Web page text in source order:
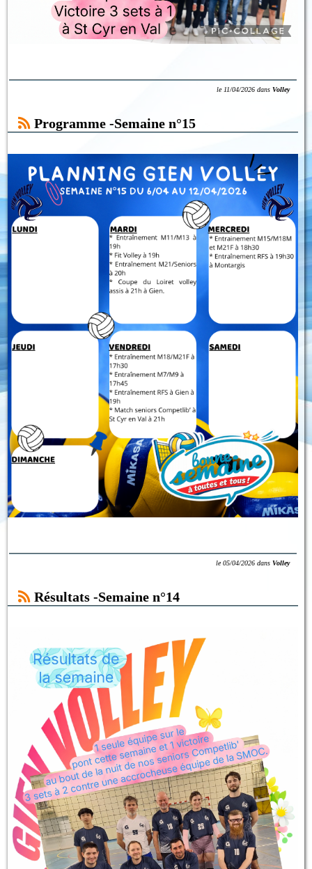
le11/04/2026 dansVolley
Programme -Semaine n°15
le05/04/2026 dansVolley
Résultats -Semaine n°14